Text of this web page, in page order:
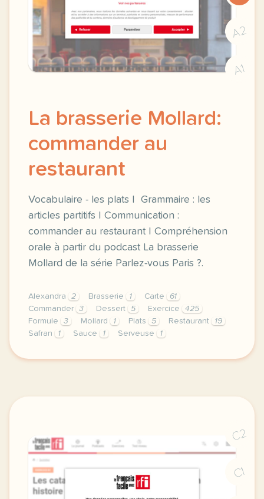
A2
A1
La brasserie Mollard:
commander au
restaurant
Vocabulaire - les plats | Grammaire : les
articles partitifs | Communication :
commander au restaurant | Compréhension
orale à partir du podcast La brasserie
Mollard de la série Parlez-vous Paris ?.
Alexandra 2 Brasserie 1 Carte
61
Commander
3 Dessert 5 Exercice
425
Formule
3 Mollard 1 Plats 5 Restaurant
19
Safran
1 Sauce 1 Serveuse 1
exercice b1 la brasserie mollard commander au
C2
C1